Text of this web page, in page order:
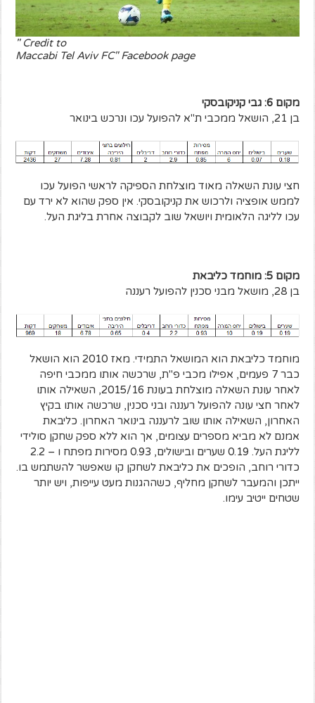
Credit to "
Maccabi Tel Aviv FC" Facebook page
מקום 6: גבי קניקובסקי
בן 21, הושאל ממכבי ת"א להפועל עכו ונרכש בינואר
חצי עונת השאלה מאוד מוצלחת הספיקה לראשי הפועל עכו
לממש אופציה ולרכוש את קניקובסקי. אין ספק שהוא לא ירד עם
עכו לליגה הלאומית ויושאל שוב לקבוצה אחרת בליגת העל.
מקום 5: מוחמד כליבאת
בן 28, מושאל מבני סכנין להפועל רעננה
מוחמד כליבאת הוא המושאל התמידי. מאז 2010 הוא הושאל
כבר 7 פעמים, אפילו מכבי פ"ת, שרכשה אותו ממכבי חיפה
לאחר עונת השאלה מוצלחת בעונת 2015/16, השאילה אותו
לאחר חצי עונה להפועל רעננה ובני סכנין, שרכשה אותו בקיץ
האחרון, השאילה אותו שוב לרעננה בינואר האחרון. כליבאת
אמנם לא מביא מספרים עצומים, אך הוא ללא ספק שחקן סולידי
לליגת העל. 0.19 שערים ובישולים, 0.93 מסירות מפתח ו – 2.2
כדורי רוחב, הופכים את כליבאת לשחקן קו שאפשר להשתמש בו.
ייתכן והמעבר לשחקן מחליף, כשההגנות מעט עייפות, ויש יותר
שטחים ייטיב עימו.